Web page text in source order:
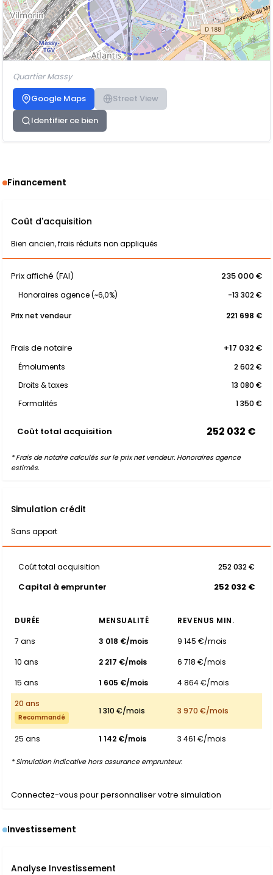
Quartier Massy
Google Maps
Street View
Identifier ce bien
Financement
Coût d'acquisition
Bien ancien, frais réduits non appliqués
Prix affiché (FAI) 235 000 €
Honoraires agence (~6,0%)
-13 302 €
Prix net vendeur
221 698 €
Frais de notaire +17 032 €
Émoluments
2 602 €
Droits & taxes
13 080 €
Formalités
1 350 €
Coût total acquisition 252 032 €
* Frais de notaire calculés sur le prix net vendeur. Honoraires agence
estimés.
Simulation crédit
Sans apport
Coût total acquisition 252 032 €
Capital à emprunter 252 032 €
DURÉE MENSUALITÉ
REVENUS MIN.
7 ans
3 018 €/mois
9 145 €/mois
10 ans
2 217 €/mois
6 718 €/mois
15 ans
1 605 €/mois
4 864 €/mois
20 ans
Recommandé
1 310 €/mois 3 970 €/mois
25 ans 1 142 €/mois 3 461 €/mois
* Simulation indicative hors assurance emprunteur.
Connectez-vous pour personnaliser votre simulation
Investissement
Analyse Investissement